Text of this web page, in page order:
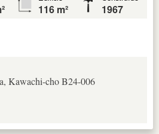
116 m² 1967
Kawachi-cho B24-006